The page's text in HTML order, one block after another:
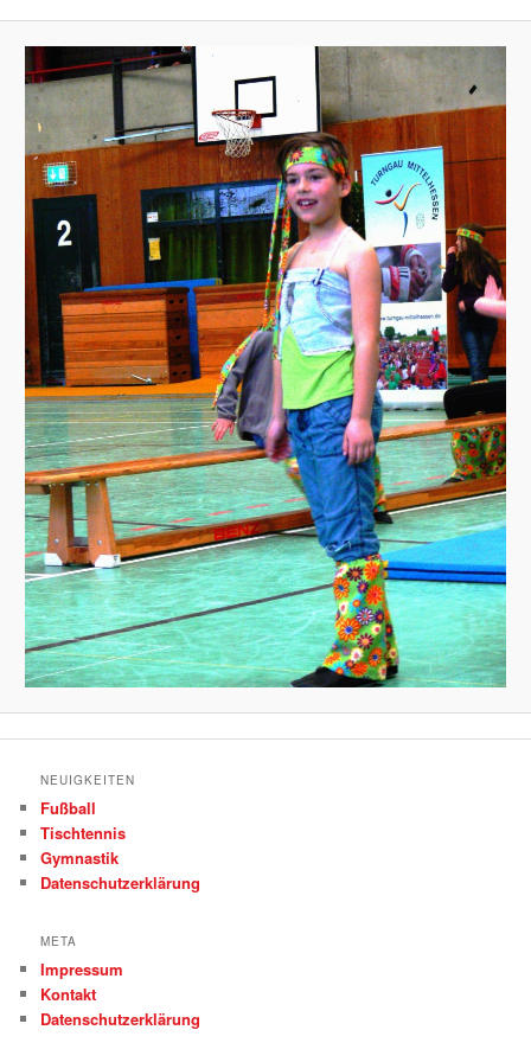
NEUIGKEITEN
Fußball
Tischtennis
Gymnastik
Datenschutzerklärung
META
Impressum
Kontakt
Datenschutzerklärung